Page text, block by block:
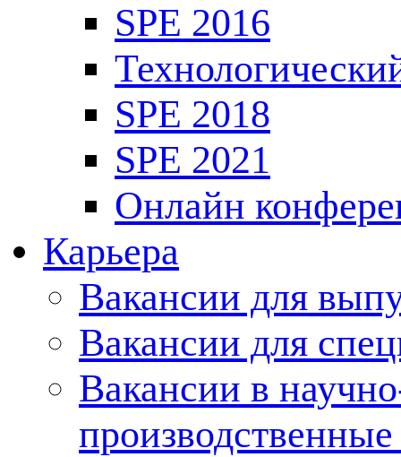
SPE 2016
SPE 2018
SPE 2021
Онлайн
Карьера
Вакансии для
Вакансии для
Вакансии в